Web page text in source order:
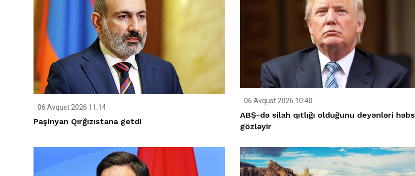
06 Avqust 2026 11:14
Paşinyan Qırğızıstana getdi
06 Avqust 2026 10:40
ABŞ-də silah qıtlığı olduğunu deyənləri həbs
gözləyir